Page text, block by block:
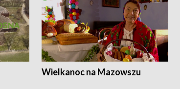
Wielkanoc na Mazowszu